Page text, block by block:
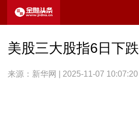
美股三大股指6日下跌
来源：新华网 | 2025-11-07 10:07:20